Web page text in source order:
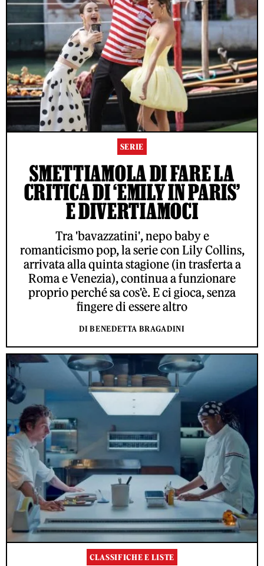
SERIE
SMETTIAMOLA DI FARE LA
CRITICA DI ‘EMILY IN PARIS’
E DIVERTIAMOCI
Tra 'bavazzatini', nepo baby e
romanticismo pop, la serie con Lily Collins,
arrivata alla quinta stagione (in trasferta a
Roma e Venezia), continua a funzionare
proprio perché sa cos'è. E ci gioca, senza
fingere di essere altro
DI BENEDETTA BRAGADINI
CLASSIFICHE E LISTE